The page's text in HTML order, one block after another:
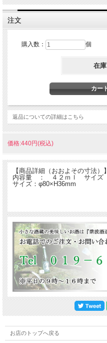
注文
購入数： 個
在庫
返品についての詳細はこちら
価格:440円(税込)
【商品詳細（おおよその寸法）】
内容量 ： ４２ｍｌ サイズ
サイズ：φ80×H36mm
お店のトップへ戻る